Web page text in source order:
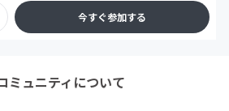
今すぐ参加する
ミュニティについて